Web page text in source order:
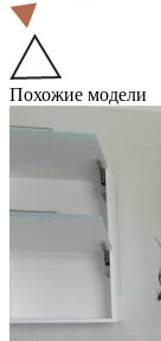
Похожие модели